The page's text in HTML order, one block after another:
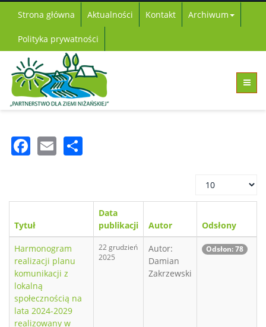
Strona główna Aktualności Kontakt Archiwum
Polityka prywatności
Facebook
Email
Pokaż
Tytuł
Data
publikacji
Autor Odsłony
Harmonogram
realizacji planu
komunikacji z
lokalną
społecznością na
lata 2024-2029
realizowany w
22 grudzień
2025
Autor:
Damian
Zakrzewski
Odsłon: 78